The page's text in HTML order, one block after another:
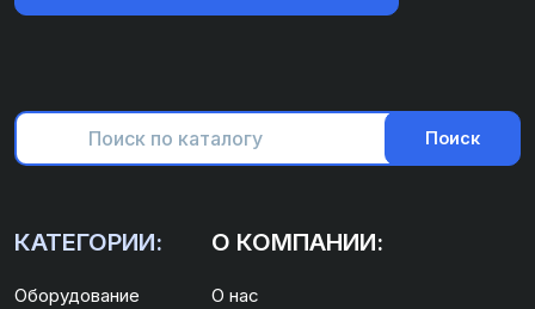
Поиск
КАТЕГОРИИ:
Оборудование
О КОМПАНИИ:
О нас